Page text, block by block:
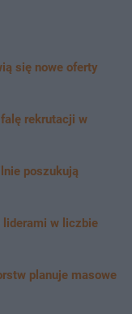
się nowe oferty
rekrutacji w
poszukują
liderami w liczbie
planuje masowe